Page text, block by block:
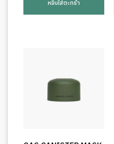
หยิบใส่ตะกร้า